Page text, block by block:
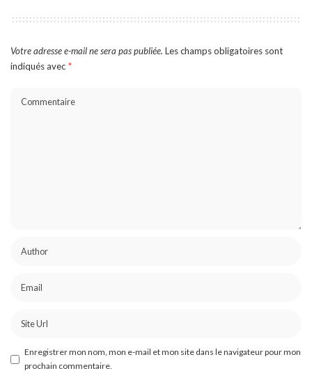
Votre adresse e-mail ne sera pas publiée. Les champs obligatoires sont
indiqués avec *
Enregistrer mon nom, mon e-mail et mon site dans le navigateur pour mon
prochain commentaire.